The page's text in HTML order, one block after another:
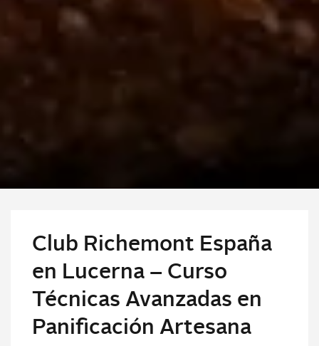
Club Richemont España
en Lucerna – Curso
Técnicas Avanzadas en
Panificación Artesana